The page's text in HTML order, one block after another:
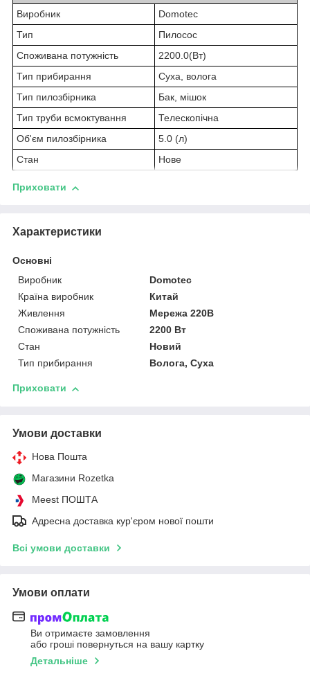
Виробник
Domotec
Тип
Пилосос
Споживана потужність
2200.0(Вт)
Тип прибирання
Суха, волога
Тип пилозбірника
Бак, мішок
Тип труби всмоктування
Телескопічна
Об'єм пилозбірника
5.0 (л)
Стан
Нове
Приховати
Характеристики
Основні
Виробник
Domotec
Країна виробник
Китай
Живлення
Мережа 220В
Споживана потужність
2200 Вт
Стан
Новий
Тип прибирання
Волога, Суха
Приховати
Умови доставки
Нова Пошта
Магазини Rozetka
Meest ПОШТА
Адресна доставка кур'єром нової пошти
Всі умови доставки
Умови оплати
Ви отримаєте замовлення
або гроші повернуться на вашу картку
Детальніше